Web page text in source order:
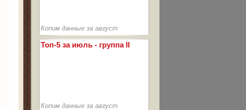
Копим данные за август
Топ-5 за июль - группа II
Копим данные за август